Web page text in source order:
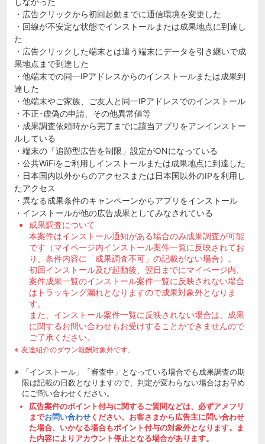
・広告クリックから初回起動までに通信環境を変更した
・回線が不安定な状態でインストールまたは成果地点に到達し
た
・広告クリックした端末とは違う端末にデータを引き継いで成
果地点まで到達した
・他端末での同一IPアドレスからのインストールまたは成果到
達した
・他端末やご家族、ご友人と同一IPアドレスでのインストール
・不正･虚偽の申請、その他異常値等
・成果調査依頼時から完了までに該当アプリをアンインストー
ルしている
・端末の「追跡型広告を制限」設定がONになっている
・公共WiFiをご利用しインストールまたは成果地点に到達した
・日本国内以外からのアクセスまたは日本国以外のIPを利用し
たアクセス
・異なる成果条件のキャンペーンからアプリをインストール
・インストールが他の広告成果としてみなされている
成果調査について
本案件はインストール通知がある場合のみ成果調査が可能
です（マイページ内インストール案件一覧に反映されてお
り、条件内容に「成果調査不可」の記載がない場合）。
初回インストール及び起動後、翌日までにマイページ内、
案件成果一覧のインストール案件一覧に反映されない場合
はトラッキング漏れとなりますので成果対象外となりま
す。
また、インストール案件一覧に反映されない場合は、成果
に関するお問い合わせもお受けすることができませんので
ご了承ください。
友達紹介のダウン報酬対象外です。
「インストール」「審査中」となっている場合でも成果調査の期
限は記載の日数となりますので、判定が変わらない場合はお早め
にご問い合わせください。
広告案件のポイント付与に関するご質問などは、必ずアメフリ
までお問い合わせください。お客さまから広告主に問い合わせ
た場合、いかなる場合もポイント付与の対象外となります。ま
た内容によりアカウント停止となる場合があります。